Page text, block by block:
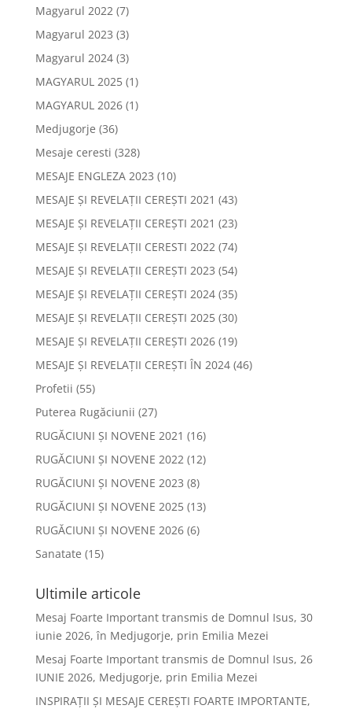
Magyarul 2022 (7)
Magyarul 2023 (3)
Magyarul 2024(3)
MAGYARUL 2025(1)
MAGYARUL 2026(1)
Medjugorje (36)
Mesaje ceresti (328)
MESAJE ENGLEZA 2023 (10)
MESAJE ȘI REVELAȚII CEREȘTI 2021 (43)
MESAJE ȘI REVELAȚII CEREȘTI 2021 (23)
MESAJE ȘI REVELAȚII CERESTI 2022 (74)
MESAJE ȘI REVELAȚII CEREȘTI 2023 (54)
MESAJE ȘI REVELAȚII CEREȘTI 2024(35)
MESAJE ȘI REVELAȚII CEREȘTI 2025(30)
MESAJE ȘI REVELAȚII CEREȘTI 2026(19)
MESAJE ȘI REVELAȚII CEREȘTI ÎN 2024(46)
Profetii (55)
Puterea Rugăciunii (27)
RUGĂCIUNI ȘI NOVENE 2021 (16)
RUGĂCIUNI ȘI NOVENE 2022 (12)
RUGĂCIUNI ȘI NOVENE 2023 (8)
RUGĂCIUNI ȘI NOVENE 2025(13)
RUGĂCIUNI ȘI NOVENE 2026(6)
Sanatate (15)
Ultimile articole
Mesaj Foarte Important transmis de Domnul Isus, 30
iunie 2026, în Medjugorje, prin Emilia Mezei
Mesaj Foarte Important transmis de Domnul Isus, 26
IUNIE 2026, Medjugorje, prin Emilia Mezei
INSPIRAȚII ȘI MESAJE CEREȘTI FOARTE IMPORTANTE,